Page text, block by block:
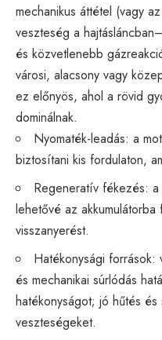
mechanikus áttétel (vagy
veszteség a
és közvetlenebb
városi, alacsony vagy
ez előnyös, ahol a rövid
dominálnak.
Nyomaték-leadás: a
biztosítani kis fordulaton,
Regeneratív fékezés: a
lehetővé az
visszanyerést.
Hatékonysági
és mechanikai súrlódás
hatékonyságot; jó hűtés
veszteségeket.